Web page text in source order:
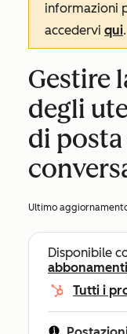
informazioni
accedervi qui.
Gestire
degli
di
Ultimo
Disponibile
abbonamenti
Tutti i